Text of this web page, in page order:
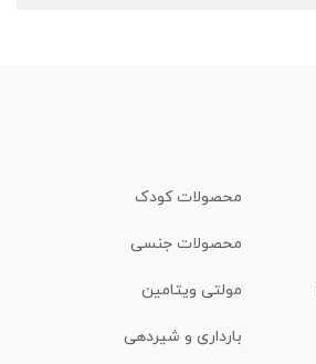
محصولات کودک
محصولات جنسی
مولتی ویتامین
بارداری و شیردهی